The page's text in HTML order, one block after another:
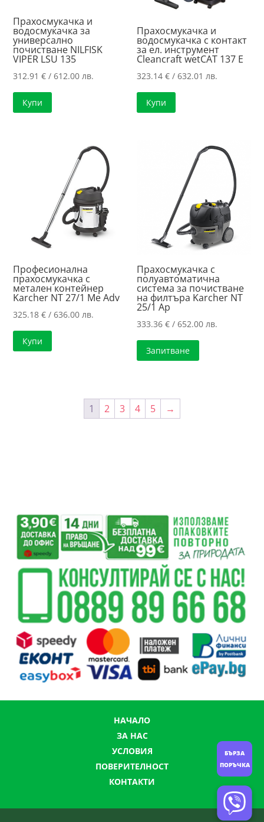
Прахосмукачка и
водосмукачка за
универсално
почистване NILFISK
VIPER LSU 135
312.91€ / 612.00 лв.
Купи
Прахосмукачка и
водосмукачка с контакт
за ел. инструмент
Cleancraft wetCAT 137 E
323.14€ / 632.01 лв.
Купи
Професионална
прахосмукачка с
метален контейнер
Karcher NT 27/1 Me Adv
325.18€ / 636.00 лв.
Купи
Прахосмукачка с
полуавтоматична
система за почистване
на филтъра Karcher NT
25/1 Ap
333.36€ / 652.00 лв.
Запитване
1 2 3 4 5 →
НАЧАЛО
ЗА НАС
УСЛОВИЯ
ПОВЕРИТЕЛНОСТ
КОНТАКТИ
БЪРЗА
ПОРЪЧКА